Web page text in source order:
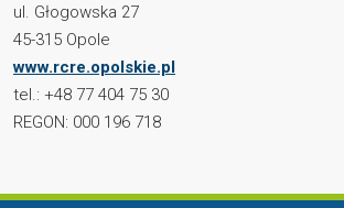
ul. Głogowska 27
45-315 Opole
www.rcre.opolskie.pl
tel.: +48 77 404 75 30
REGON: 000 196 718